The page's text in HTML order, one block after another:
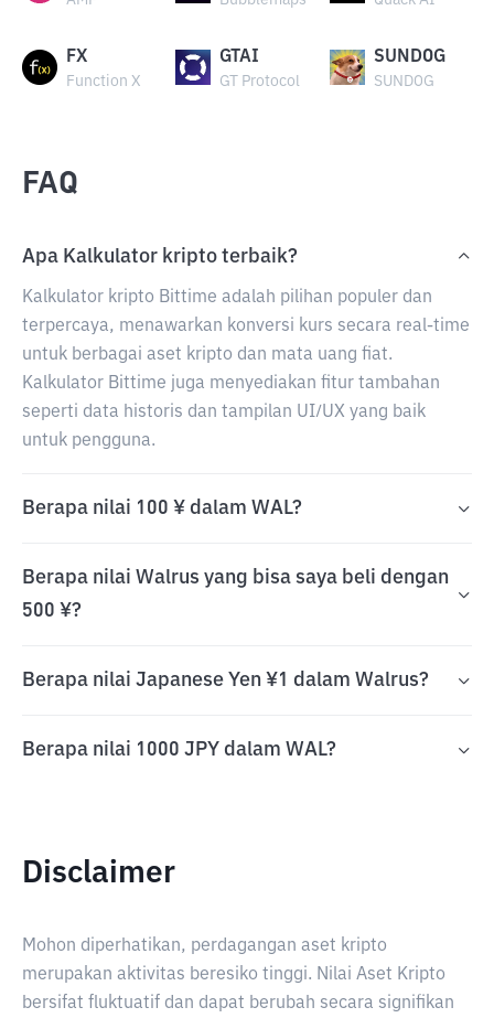
FX
Function X
GTAI
GT Protocol
SUNDOG
SUNDOG
FAQ
Apa Kalkulator kripto terbaik?
Kalkulator kripto Bittime adalah pilihan populer dan
terpercaya, menawarkan konversi kurs secara real-time
untuk berbagai aset kripto dan mata uang fiat.
Kalkulator Bittime juga menyediakan fitur tambahan
seperti data historis dan tampilan UI/UX yang baik
untuk pengguna.
Berapa nilai 100 ¥ dalam WAL?
Berapa nilai Walrus yang bisa saya beli dengan
500 ¥?
Berapa nilai Japanese Yen ¥1 dalam Walrus?
Berapa nilai 1000 JPY dalam WAL?
Disclaimer
Mohon diperhatikan, perdagangan aset kripto
merupakan aktivitas beresiko tinggi. Nilai Aset Kripto
bersifat fluktuatif dan dapat berubah secara signifikan